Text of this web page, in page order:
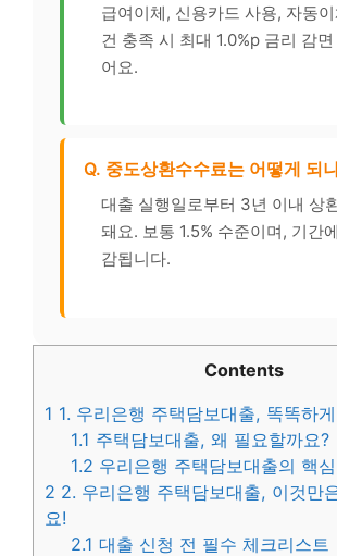
급여이체, 신용카드 사용, 자동
건 충족 시 최대 1.0%p 금리 감
어요.
Q. 중도상환수수료는 어떻게 되
대출 실행일로부터 3년 이내 상
돼요. 보통 1.5% 수준이며, 기간
감됩니다.
Contents
1 1. 우리은행 주택담보대출, 똑똑하
1.1 주택담보대출, 왜 필요할까요?
1.2 우리은행 주택담보대출의 핵
2 2. 우리은행 주택담보대출, 이것만
요!
2.1 대출 신청 전 필수 체크리스트